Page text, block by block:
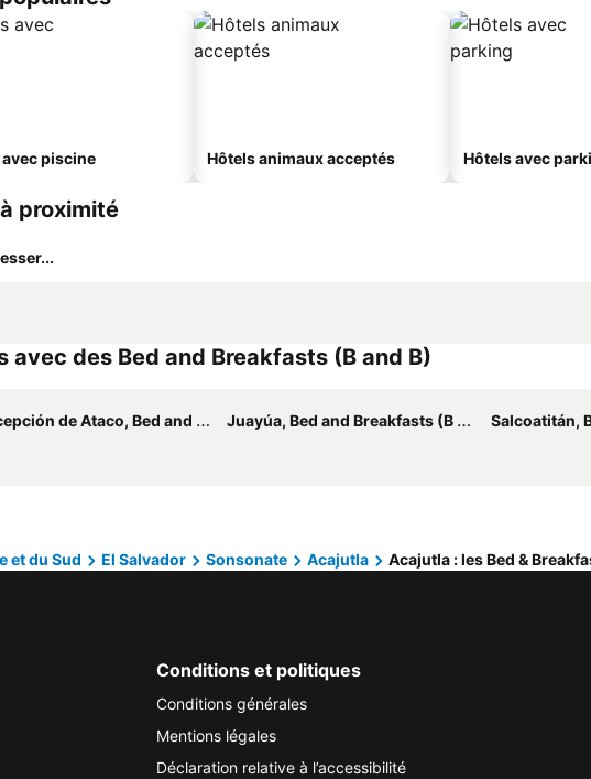
piscine Hôtels animaux acceptés Hôtels avec
proximité
des Bed and Breakfasts (B and B)
de Ataco, Bed and Breakfasts (B and B) Juayúa, Bed and Breakfasts (B and B)
Salcoatitán, Bed
et du Sud El Salvador Sonsonate Acajutla Acajutla : les Bed &
Conditions et politiques
Conditions générales
Mentions légales
Déclaration relative à l’accessibilité